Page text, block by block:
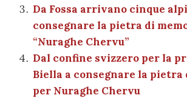
Da Fossa arrivano cinque
consegnare la pietra di
“Nuraghe Chervu”
Dal confine svizzero per la
Biella a consegnare la pietra
per Nuraghe Chervu